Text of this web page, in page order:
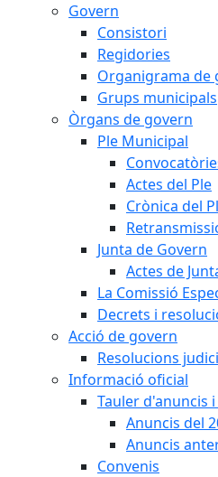
Govern
Consistori
Regidories
Organigrama de
Grups municipals
Òrgans de govern
Ple Municipal
Actes del Ple
Crònica del
Junta de Govern
Actes de
La Comissió
Decrets i
Acció de govern
Resolucions
Informació oficial
Tauler d'anuncis
Anuncis del
Anuncis
Convenis